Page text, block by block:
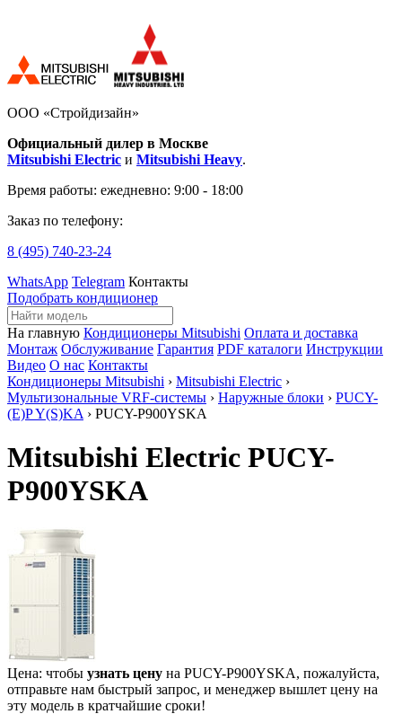
ООО «Стройдизайн»
Официальный дилер в Москве
Mitsubishi Electric и Mitsubishi Heavy.
Время работы: ежедневно: 9:00 - 18:00
Заказ по телефону:
8 (495) 740-23-24
WhatsApp Telegram Контакты
Подобрать кондиционер
На главную Кондиционеры Mitsubishi Оплата и доставка
Монтаж Обслуживание Гарантия PDF каталоги Инструкции
Видео О нас Контакты
Кондиционеры Mitsubishi › Mitsubishi Electric ›
Мультизональные VRF-системы › Наружные блоки › PUCY-
(E)P Y(S)KA › PUCY-P900YSKA
Mitsubishi Electric PUCY-
P900YSKA
Цена: чтобы узнать цену на PUCY-P900YSKA, пожалуйста,
отправьте нам быстрый запрос, и менеджер вышлет цену на
эту модель в кратчайшие сроки!